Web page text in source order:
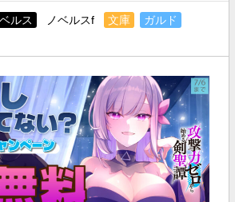
ルス ノベルスf 文庫
ガルド